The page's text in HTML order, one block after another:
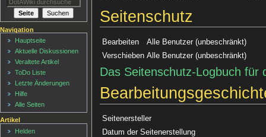
Seitenschutz
Bearbeiten
Alle Benutzer (unbeschränkt)
Verschieben Alle Benutzer (unbeschränkt)
Das Seitenschutz-Logbuch für
Seitenersteller
Datum der Seitenerstellung
Navigation
Hauptseite
Aktuelle Diskussionen
Veraltete Artikel
ToDo Liste
Letzte Änderungen
Hilfe
Alle Seiten
Artikel
Helden